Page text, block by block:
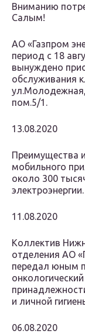
Вниманию
Салым!
АО «Газпром
период с 18
вынуждено
обслуживания
пом.5/1.
13.08.2020
Преимущества
мобильного
около 300
электроэнергии.
11.08.2020
Коллектив
отделения АО
передал юным
и личной
06.08.2020